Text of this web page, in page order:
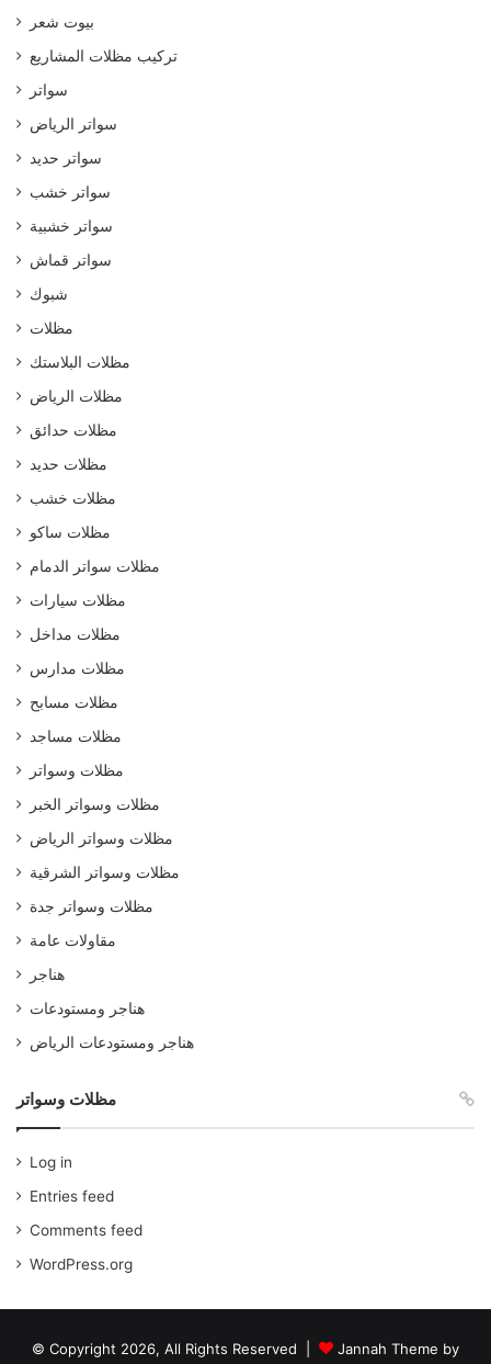
بيوت شعر
تركيب مظلات المشاريع
سواتر
سواتر الرياض
سواتر حديد
سواتر خشب
سواتر خشبية
سواتر قماش
شبوك
مظلات
مظلات البلاستك
مظلات الرياض
مظلات حدائق
مظلات حديد
مظلات خشب
مظلات ساكو
مظلات سواتر الدمام
مظلات سيارات
مظلات مداخل
مظلات مدارس
مظلات مسابح
مظلات مساجد
مظلات وسواتر
مظلات وسواتر الخبر
مظلات وسواتر الرياض
مظلات وسواتر الشرقية
مظلات وسواتر جدة
مقاولات عامة
هناجر
هناجر ومستودعات
هناجر ومستودعات الرياض
مظلات وسواتر
Log in
Entries feed
Comments feed
WordPress.org
© Copyright 2026, All Rights Reserved | Jannah Theme by